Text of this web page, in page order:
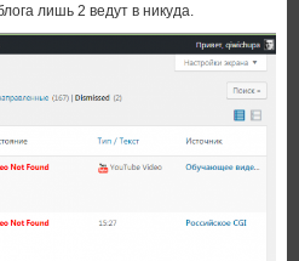
лишь 2 ведут в никуда.